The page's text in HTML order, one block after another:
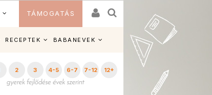
TÁMOGATÁS
RECEPTEK BABANEVEK
2 3 4-5 6-7 7-12 12+